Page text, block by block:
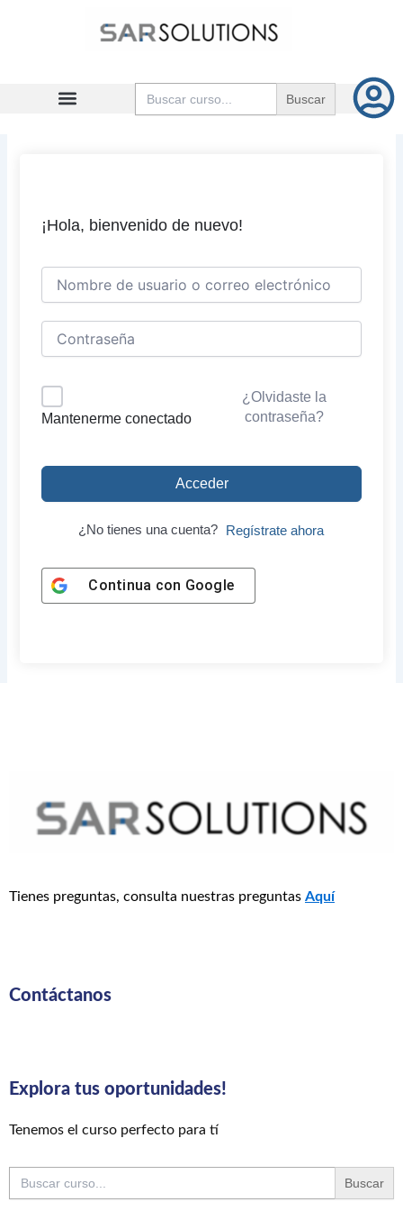
Buscar:
¡Hola, bienvenido de nuevo!
Mantenerme conectado
¿Olvidaste la
contraseña?
Acceder
¿No tienes una cuenta? Regístrate ahora
Continua con Google
Tienes preguntas, consulta nuestras preguntas Aquí
Contáctanos
Explora tus oportunidades!
Tenemos el curso perfecto para tí
Buscar: